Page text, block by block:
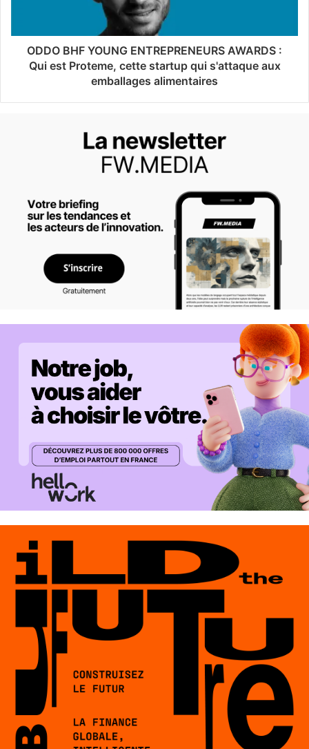
ODDO BHF YOUNG ENTREPRENEURS AWARDS :
Qui est Proteme, cette startup qui s'attaque aux
emballages alimentaires